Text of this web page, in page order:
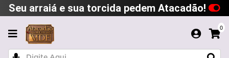
Seu arraiá e sua torcida pedem Atacadão!
0